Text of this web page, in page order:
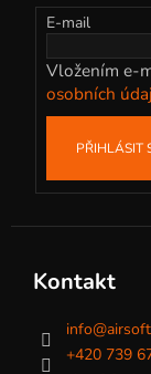
E-mail
Vložením e-
osobních
PŘIHLÁSIT
Kontakt
info@
+420 739